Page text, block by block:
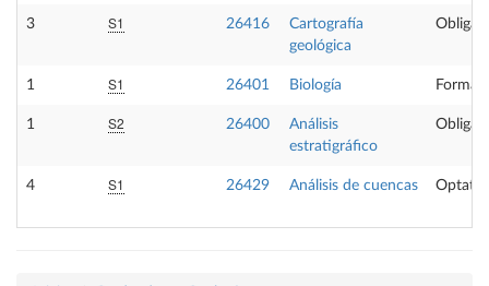
3 S1 26416
Cartografía
geológica
1 S1 26401 Biología
1 S2 26400
Análisis
estratigráfico
4 S1 26429 Análisis de cuencas